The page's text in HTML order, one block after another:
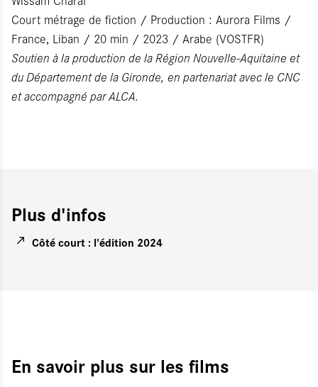
Court métrage de fiction / Production : Aurora Films /
France, Liban / 20 min / 2023 / Arabe (VOSTFR)
Soutien à la production de la Région Nouvelle-Aquitaine et
du Département de la Gironde, en partenariat avec le CNC
et accompagné par ALCA.
Plus d'infos
Côté court : l'édition 2024
En savoir plus sur les films